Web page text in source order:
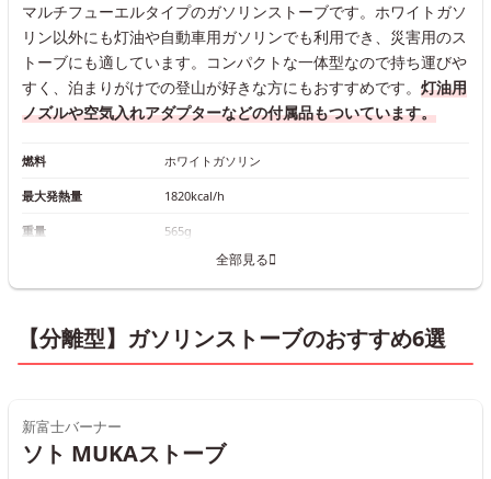
マルチフューエルタイプのガソリンストーブです。ホワイトガソ
リン以外にも灯油や自動車用ガソリンでも利用でき、災害用のス
トーブにも適しています。コンパクトな一体型なので持ち運びや
すく、泊まりがけでの登山が好きな方にもおすすめです。 灯油用
ノズルや空気入れアダプターなどの付属品もついています。
燃料 ホワイトガソリン
最大発熱量 1820kcal/h
重量 565g
全部見る
【分離型】ガソリンストーブのおすすめ6選
新富士バーナー
ソト MUKAストーブ